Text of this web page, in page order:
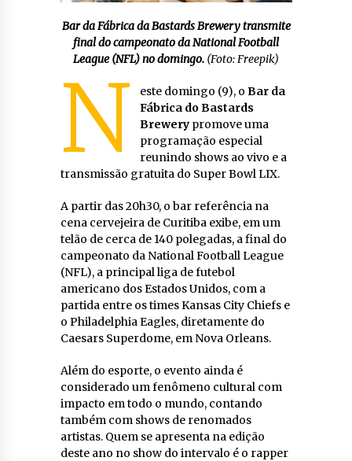
Bar da Fábrica da Bastards Brewery transmite
final do campeonato da National Football
League (NFL) no domingo. (Foto: Freepik)
N este domingo (9), oBar da
Fábrica do Bastards
Brewery promove uma
programação especial
reunindo shows ao vivo e a
transmissão gratuita do Super Bowl LIX.
A partir das 20h30, o bar referência na
cena cervejeira de Curitiba exibe, em um
telão de cerca de 140 polegadas, a final do
campeonato da National Football League
(NFL), a principal liga de futebol
americano dos Estados Unidos, com a
partida entre os times Kansas City Chiefs e
o Philadelphia Eagles, diretamente do
Caesars Superdome, em Nova Orleans.
Além do esporte, o evento ainda é
considerado um fenômeno cultural com
impacto em todo o mundo, contando
também com shows de renomados
artistas. Quem se apresenta na edição
deste ano no show do intervalo é o rapper